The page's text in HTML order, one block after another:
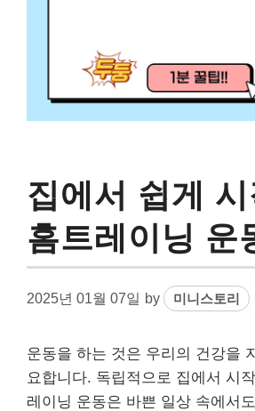
집에서 쉽게
홈트레이닝 운
2025년 01월 07일 by 미니스토리
운동을 하는 것은 우리의 건강을
요합니다. 독립적으로 집에서 시
레이닝 운동은 바쁜 일상 속에서